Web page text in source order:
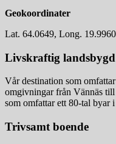
Geokoordinater
Lat. 64.0649, Long. 19.9960
Livskraftig landsbygd
Vår destination som
omgivningar från Vännäs
som omfattar ett 80-tal byar
Trivsamt boende